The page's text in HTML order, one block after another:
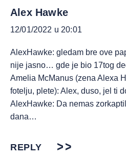
Alex Hawke
12/01/2022 u 20:01
AlexHawke: gledam bre ove
nije jasno… gde je bio 17tog
Amelia McManus (zena Alexa
fotelju, plete): Alex, duso, jel ti
AlexHawke: Da nemas
dana…
REPLY